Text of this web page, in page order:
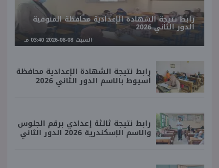
رابط نتيجة الشهادة الإعدادية محافظة المنوفية
الدور الثاني 2026
السبت 08-08-2026 03:40 مـ
رابط نتيجة الشهادة الإعدادية محافظة
أسيوط بالاسم الدور الثاني 2026
رابط نتيجة ثالثة إعدادي برقم الجلوس
والاسم الإسكندرية 2026 الدور الثاني